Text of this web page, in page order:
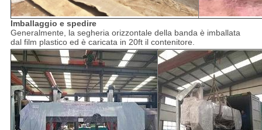
Imballaggio e spedire
Generalmente, la segheria orizzontale della banda è imballata
dal film plastico ed è caricata in 20ft il contenitore.